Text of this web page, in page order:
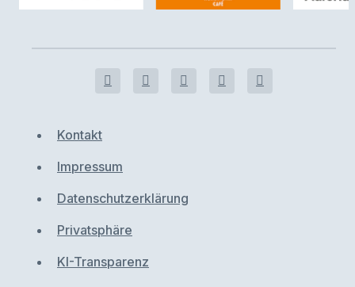
Kontakt
Impressum
Datenschutzerklärung
Privatsphäre
KI-Transparenz